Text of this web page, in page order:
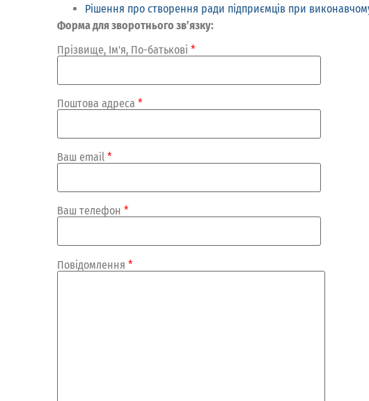
Рішення про створення ради підприємців при
Форма для зворотнього зв’язку:
Прізвище, Ім'я, По-батькові *
Поштова адреса *
Ваш email *
Ваш телефон *
Повідомлення *